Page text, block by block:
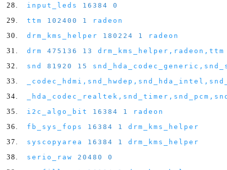
input_leds 16384
0
ttm 102400 1
radeon
drm_kms_helper 180224 1
radeon
drm 475136 13 drm_kms_helper , radeon , ttm
snd 81920 15 snd_hda_codec_generic ,
_codec_hdmi , snd_hwdep , snd_hda_intel ,
_hda_codec_realtek , snd_timer , snd_pcm ,
i2c_algo_bit 16384 1
radeon
fb_sys_fops 16384 1
drm_kms_helper
syscopyarea 16384 1
drm_kms_helper
serio_raw 20480
0